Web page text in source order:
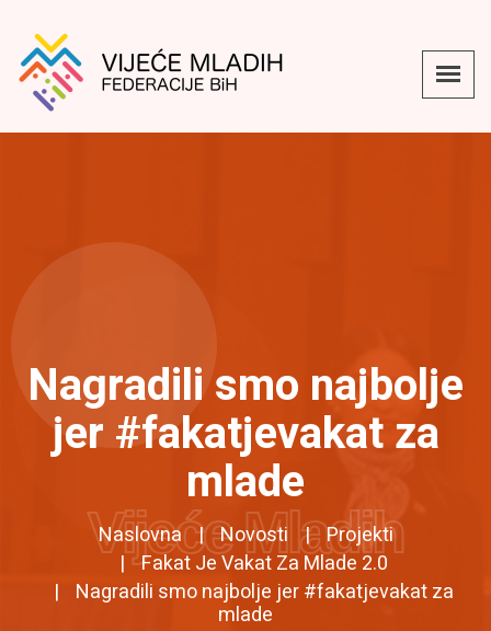
Nagradili smo najbolje
jer #fakatjevakat za
mlade
Naslovna Novosti
Projekti
Fakat Je Vakat Za Mlade 2.0
Nagradili smo najbolje jer #fakatjevakat za
mlade
Vijeće Mladih